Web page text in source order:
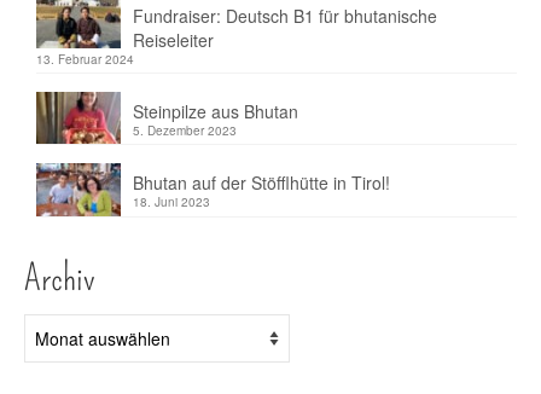
Fundraiser: Deutsch B1 für bhutanische
Reiseleiter
13. Februar 2024
Steinpilze aus Bhutan
5. Dezember 2023
Bhutan auf der Stöfflhütte in Tirol!
18. Juni 2023
Archiv